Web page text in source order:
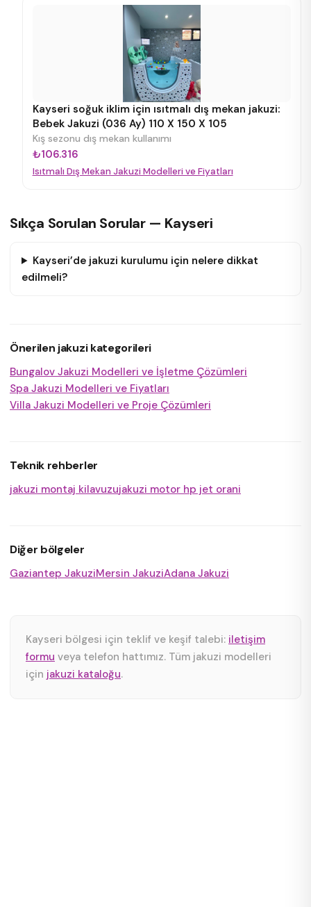
Kayseri soğuk iklim için ısıtmalı dış mekan jakuzi:
Bebek Jakuzi (036 Ay) 110 X 150 X 105
Kış sezonu dış mekan kullanımı
₺106.316
Isıtmalı Dış Mekan Jakuzi Modelleri ve Fiyatları
Sıkça Sorulan Sorular — Kayseri
Kayseri’de jakuzi kurulumu için nelere dikkat
edilmeli?
Önerilen jakuzi kategorileri
Bungalov Jakuzi Modelleri ve İşletme Çözümleri
Spa Jakuzi Modelleri ve Fiyatları
Villa Jakuzi Modelleri ve Proje Çözümleri
Teknik rehberler
jakuzi montaj kilavuzujakuzi motor hp jet orani
Diğer bölgeler
Gaziantep JakuziMersin JakuziAdana Jakuzi
Kayseri bölgesi için teklif ve keşif talebi: iletişim
formu veya telefon hattımız. Tüm jakuzi modelleri
için jakuzi kataloğu.